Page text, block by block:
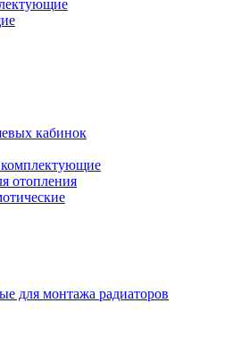
кабинок
отопления
для монтажа радиаторов